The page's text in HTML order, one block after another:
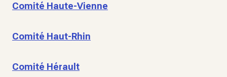
Comité Haute-Vienne
Comité Haut-Rhin
Comité Hérault